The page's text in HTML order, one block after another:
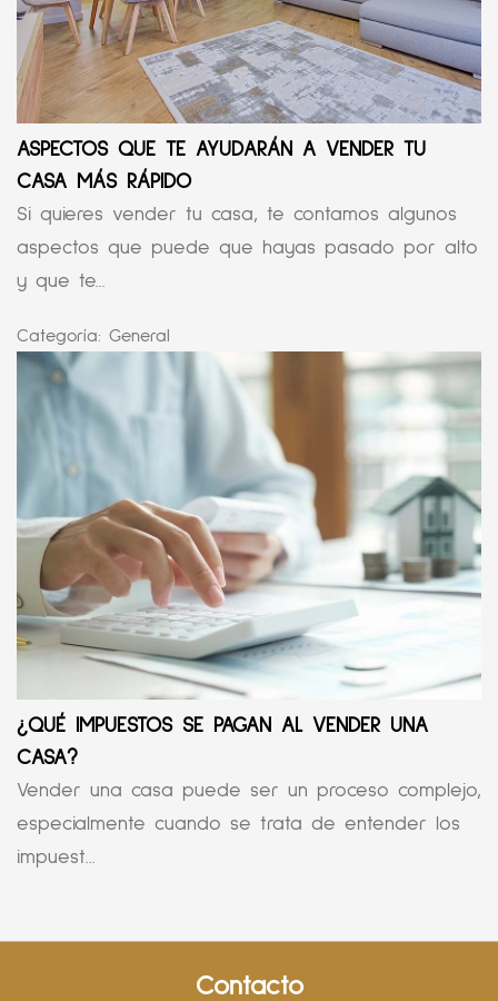
ASPECTOS QUE TE AYUDARÁN A VENDER TU
CASA MÁS RÁPIDO
Si quieres vender tu casa, te contamos algunos
aspectos que puede que hayas pasado por alto
y que te...
Categoría: General
¿QUÉ IMPUESTOS SE PAGAN AL VENDER UNA
CASA?
Vender una casa puede ser un proceso complejo,
especialmente cuando se trata de entender los
impuest...
Contacto